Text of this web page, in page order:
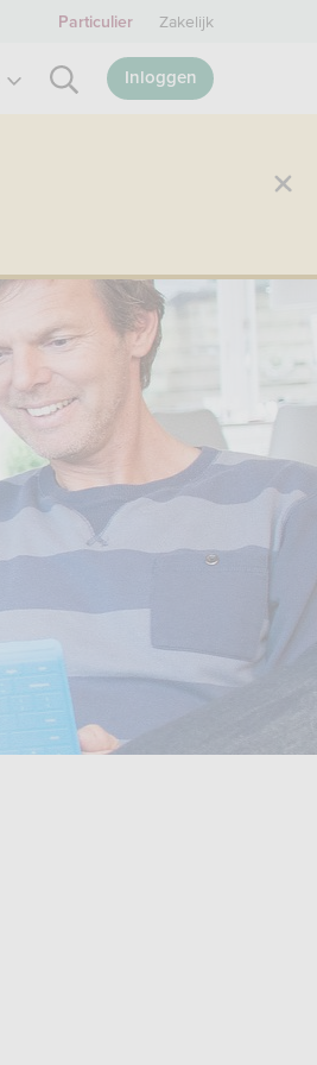
Inloggen
Particulier Zakelijk